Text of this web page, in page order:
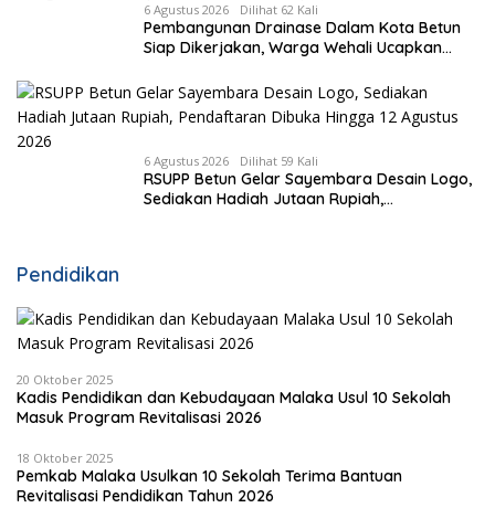
6 Agustus 2026 Dilihat 62 Kali
Pembangunan Drainase Dalam Kota Betun
Siap Dikerjakan, Warga Wehali Ucapkan
6 Agustus 2026 Dilihat 59 Kali
RSUPP Betun Gelar Sayembara Desain Logo,
Sediakan Hadiah Jutaan Rupiah,
Pendidikan
20 Oktober 2025
Kadis Pendidikan dan Kebudayaan Malaka Usul 10 Sekolah
Masuk Program Revitalisasi 2026
18 Oktober 2025
Pemkab Malaka Usulkan 10 Sekolah Terima Bantuan
Revitalisasi Pendidikan Tahun 2026